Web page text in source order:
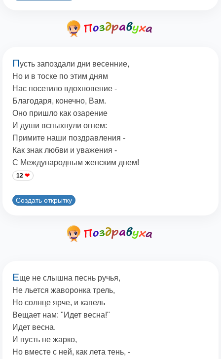
Пусть запоздали дни весенние,
Но и в тоске по этим дням
Нас посетило вдохновение -
Благодаря, конечно, Вам.
Оно пришло как озарение
И души вспыхнули огнем:
Примите наши поздравления -
Как знак любви и уважения -
С Международным женским днем!
12
Создать открытку
Еще не слышна песнь ручья,
Не льется жаворонка трель,
Но солнце ярче, и капель
Вещает нам: "Идет весна!"
Идет весна.
И пусть не жарко,
Но вместе с ней, как лета тень, -